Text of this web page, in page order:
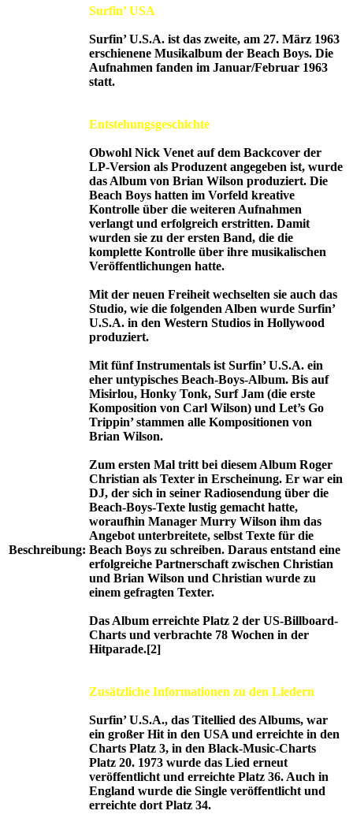
Beschreibung:
Surfin’ USA
Surfin’ U.S.A. ist das zweite, am 27. März 1963
erschienene Musikalbum der Beach Boys. Die
Aufnahmen fanden im Januar/Februar 1963
statt.
Entstehungsgeschichte
Obwohl Nick Venet auf dem Backcover der
LP-Version als Produzent angegeben ist, wurde
das Album von Brian Wilson produziert. Die
Beach Boys hatten im Vorfeld kreative
Kontrolle über die weiteren Aufnahmen
verlangt und erfolgreich erstritten. Damit
wurden sie zu der ersten Band, die die
komplette Kontrolle über ihre musikalischen
Veröffentlichungen hatte.
Mit der neuen Freiheit wechselten sie auch das
Studio, wie die folgenden Alben wurde Surfin’
U.S.A. in den Western Studios in Hollywood
produziert.
Mit fünf Instrumentals ist Surfin’ U.S.A. ein
eher untypisches Beach-Boys-Album. Bis auf
Misirlou, Honky Tonk, Surf Jam (die erste
Komposition von Carl Wilson) und Let’s Go
Trippin’ stammen alle Kompositionen von
Brian Wilson.
Zum ersten Mal tritt bei diesem Album Roger
Christian als Texter in Erscheinung. Er war ein
DJ, der sich in seiner Radiosendung über die
Beach-Boys-Texte lustig gemacht hatte,
woraufhin Manager Murry Wilson ihm das
Angebot unterbreitete, selbst Texte für die
Beach Boys zu schreiben. Daraus entstand eine
erfolgreiche Partnerschaft zwischen Christian
und Brian Wilson und Christian wurde zu
einem gefragten Texter.
Das Album erreichte Platz 2 der US-Billboard-
Charts und verbrachte 78 Wochen in der
Hitparade.[2]
Zusätzliche Informationen zu den Liedern
Surfin’ U.S.A., das Titellied des Albums, war
ein großer Hit in den USA und erreichte in den
Charts Platz 3, in den Black-Music-Charts
Platz 20. 1973 wurde das Lied erneut
veröffentlicht und erreichte Platz 36. Auch in
England wurde die Single veröffentlicht und
erreichte dort Platz 34.